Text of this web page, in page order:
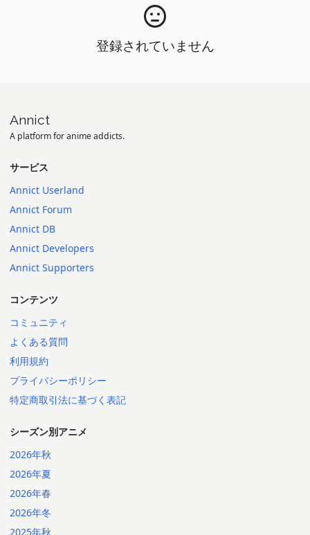
登録されていません
Annict
A platform for anime addicts.
サービス
Annict Userland
Annict Forum
Annict DB
Annict Developers
Annict Supporters
コンテンツ
コミュニティ
よくある質問
利用規約
プライバシーポリシー
特定商取引法に基づく表記
シーズン別アニメ
2026年秋
2026年夏
2026年春
2026年冬
2025年秋